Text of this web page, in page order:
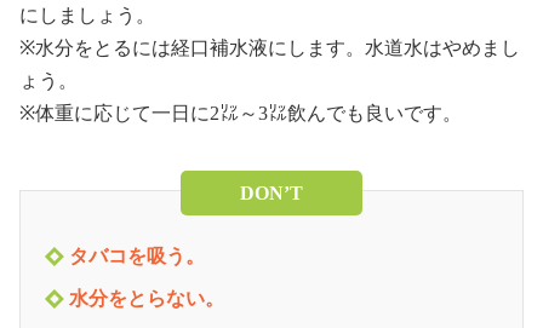
にしましょう。
※水分をとるには経口補水液にします。水道水はやめまし
ょう。
※体重に応じて一日に2㍑～3㍑飲んでも良いです。
DON’T
タバコを吸う。
水分をとらない。